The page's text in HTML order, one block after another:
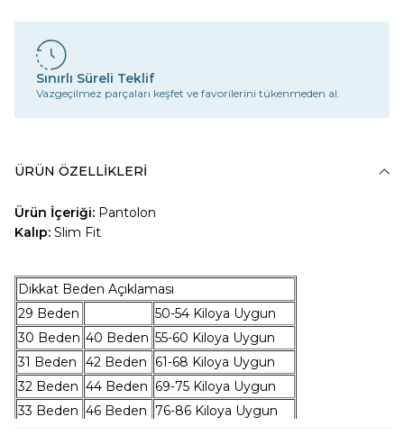
Sınırlı Süreli Teklif
Vazgeçilmez parçaları keşfet ve favorilerini tükenmeden al.
ÜRÜN ÖZELLIKLERI
Ürün İçeriği: Pantolon
Kalıp: Slim Fit
Dikkat Beden Açıklaması
29 Beden
50-54 Kiloya Uygun
30 Beden 40 Beden 55-60 Kiloya Uygun
31 Beden
42 Beden
61-68 Kiloya Uygun
32 Beden 44 Beden 69-75 Kiloya Uygun
33 Beden 46 Beden 76-86 Kiloya Uygun